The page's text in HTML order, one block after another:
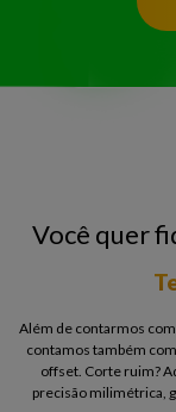
Você quer
Além de contarmos
contamos também
offset. Corte ruim?
precisão milimétrica,